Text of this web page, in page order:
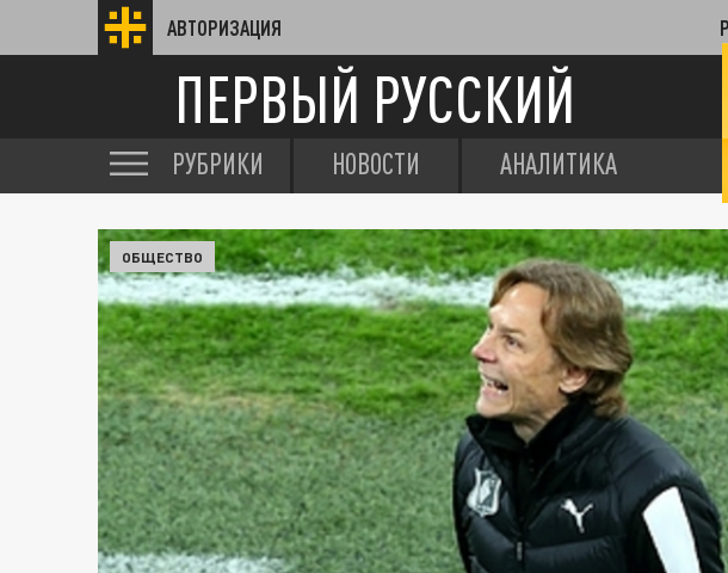
АВТОРИЗАЦИЯ
ПЕРВЫЙ РУССКИЙ
РУБРИКИ НОВОСТИ АНАЛИТИКА
ОБЩЕСТВО